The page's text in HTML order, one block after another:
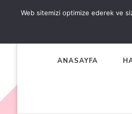
OKUL
ANASAYFA
Web sitemizi optimize ederek ve